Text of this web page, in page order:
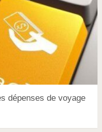
dépenses de voyage